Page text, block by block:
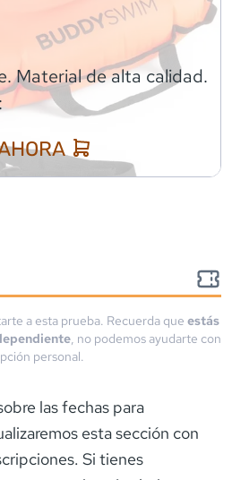
Material de alta calidad.
a esta prueba. Recuerda que estás
, no podemos ayudarte con
personal.
las fechas para
esta sección con
Si tienes